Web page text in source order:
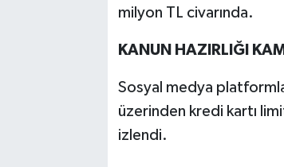
milyon TL civarında.
KANUN HAZIRLIĞI
Sosyal medya
üzerinden kredi kartı
izlendi.